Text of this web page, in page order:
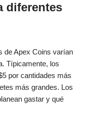
diferentes
de Apex Coins varían
Típicamente, los
por cantidades más
más grandes. Los
gastar y qué